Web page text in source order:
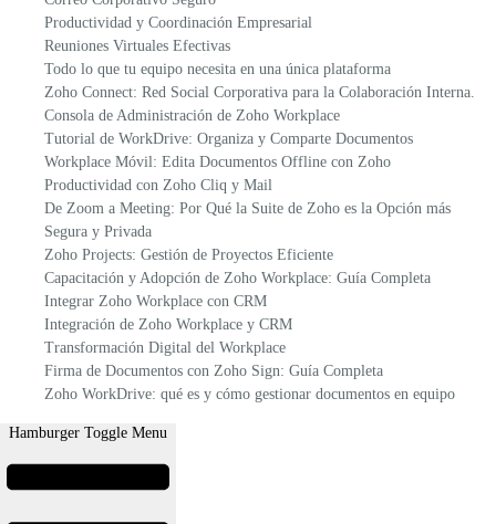
Productividad y Coordinación Empresarial
Reuniones Virtuales Efectivas
Todo lo que tu equipo necesita en una única plataforma
Zoho Connect: Red Social Corporativa para la Colaboración Interna.
Consola de Administración de Zoho Workplace
Tutorial de WorkDrive: Organiza y Comparte Documentos
Workplace Móvil: Edita Documentos Offline con Zoho
Productividad con Zoho Cliq y Mail
De Zoom a Meeting: Por Qué la Suite de Zoho es la Opción más
Segura y Privada
Zoho Projects: Gestión de Proyectos Eficiente
Capacitación y Adopción de Zoho Workplace: Guía Completa
Integrar Zoho Workplace con CRM
Integración de Zoho Workplace y CRM
Transformación Digital del Workplace
Firma de Documentos con Zoho Sign: Guía Completa
Zoho WorkDrive: qué es y cómo gestionar documentos en equipo
Hamburger Toggle Menu